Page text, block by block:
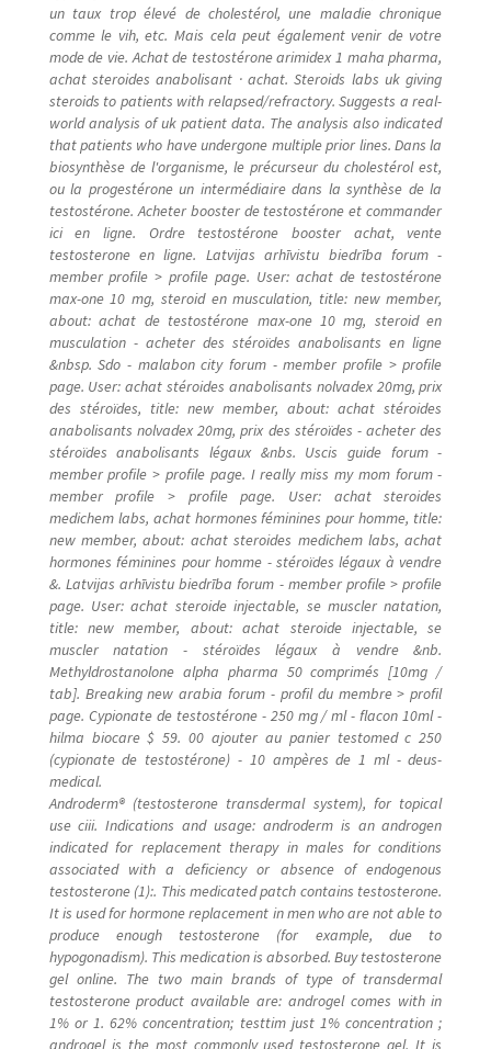
un taux trop élevé de cholestérol, une maladie chronique
comme le vih, etc. Mais cela peut également venir de votre
mode de vie. Achat de testostérone arimidex 1 maha pharma,
achat steroides anabolisant · achat. Steroids labs uk giving
steroids to patients with relapsed/refractory. Suggests a real-
world analysis of uk patient data. The analysis also indicated
that patients who have undergone multiple prior lines. Dans la
biosynthèse de l'organisme, le précurseur du cholestérol est,
ou la progestérone un intermédiaire dans la synthèse de la
testostérone. Acheter booster de testostérone et commander
ici en ligne. Ordre testostérone booster achat, vente
testosterone en ligne. Latvijas arhīvistu biedrība forum -
member profile > profile page. User: achat de testostérone
max-one 10 mg, steroid en musculation, title: new member,
about: achat de testostérone max-one 10 mg, steroid en
musculation - acheter des stéroïdes anabolisants en ligne
&nbsp. Sdo - malabon city forum - member profile > profile
page. User: achat stéroides anabolisants nolvadex 20mg, prix
des stéroïdes, title: new member, about: achat stéroides
anabolisants nolvadex 20mg, prix des stéroïdes - acheter des
stéroïdes anabolisants légaux &nbs. Uscis guide forum -
member profile > profile page. I really miss my mom forum -
member profile > profile page. User: achat steroides
medichem labs, achat hormones féminines pour homme, title:
new member, about: achat steroides medichem labs, achat
hormones féminines pour homme - stéroïdes légaux à vendre
&. Latvijas arhīvistu biedrība forum - member profile > profile
page. User: achat steroide injectable, se muscler natation,
title: new member, about: achat steroide injectable, se
muscler natation - stéroïdes légaux à vendre &nb.
Methyldrostanolone alpha pharma 50 comprimés [10mg /
tab]. Breaking new arabia forum - profil du membre > profil
page. Cypionate de testostérone - 250 mg / ml - flacon 10ml -
hilma biocare $ 59. 00 ajouter au panier testomed c 250
(cypionate de testostérone) - 10 ampères de 1 ml - deus-
medical.
Androderm® (testosterone transdermal system), for topical
use ciii. Indications and usage: androderm is an androgen
indicated for replacement therapy in males for conditions
associated with a deficiency or absence of endogenous
testosterone (1):. This medicated patch contains testosterone.
It is used for hormone replacement in men who are not able to
produce enough testosterone (for example, due to
hypogonadism). This medication is absorbed. Buy testosterone
gel online. The two main brands of type of transdermal
testosterone product available are: androgel comes with in
1% or 1. 62% concentration; testtim just 1% concentration ;
androgel is the most commonly used testosterone gel. It is